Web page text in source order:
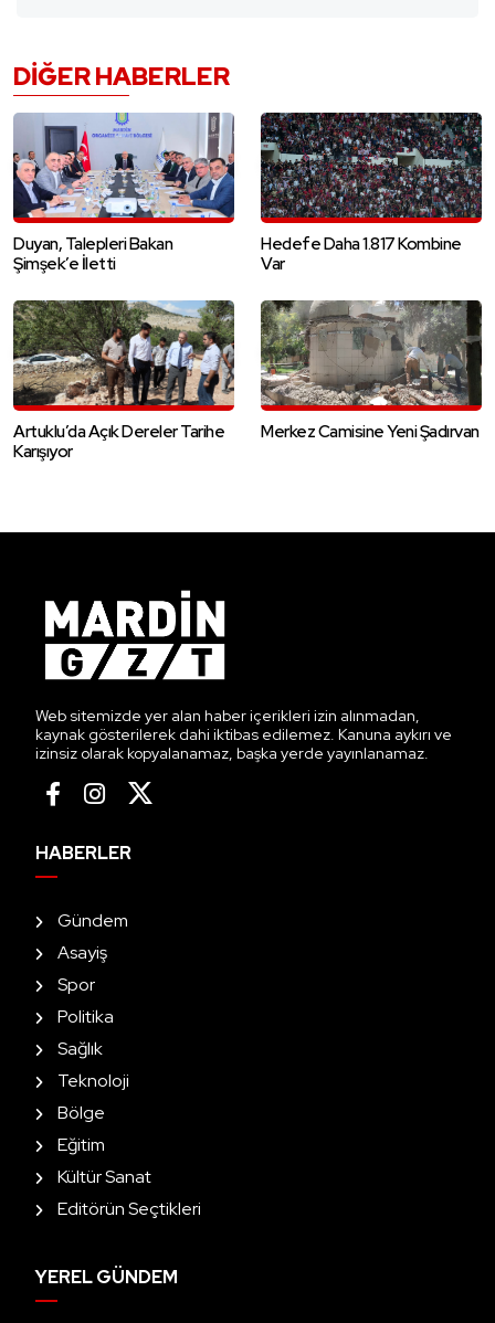
DIĞER HABERLER
Duyan, Talepleri Bakan
Şimşek’e İletti
Hedefe Daha 1.817 Kombine
Var
Artuklu’da Açık Dereler Tarihe
Karışıyor
Merkez Camisine Yeni Şadırvan
Web sitemizde yer alan haber içerikleri izin alınmadan,
kaynak gösterilerek dahi iktibas edilemez. Kanuna aykırı ve
izinsiz olarak kopyalanamaz, başka yerde yayınlanamaz.
HABERLER
Gündem
Asayiş
Spor
Politika
Sağlık
Teknoloji
Bölge
Eğitim
Kültür Sanat
Editörün Seçtikleri
YEREL GÜNDEM